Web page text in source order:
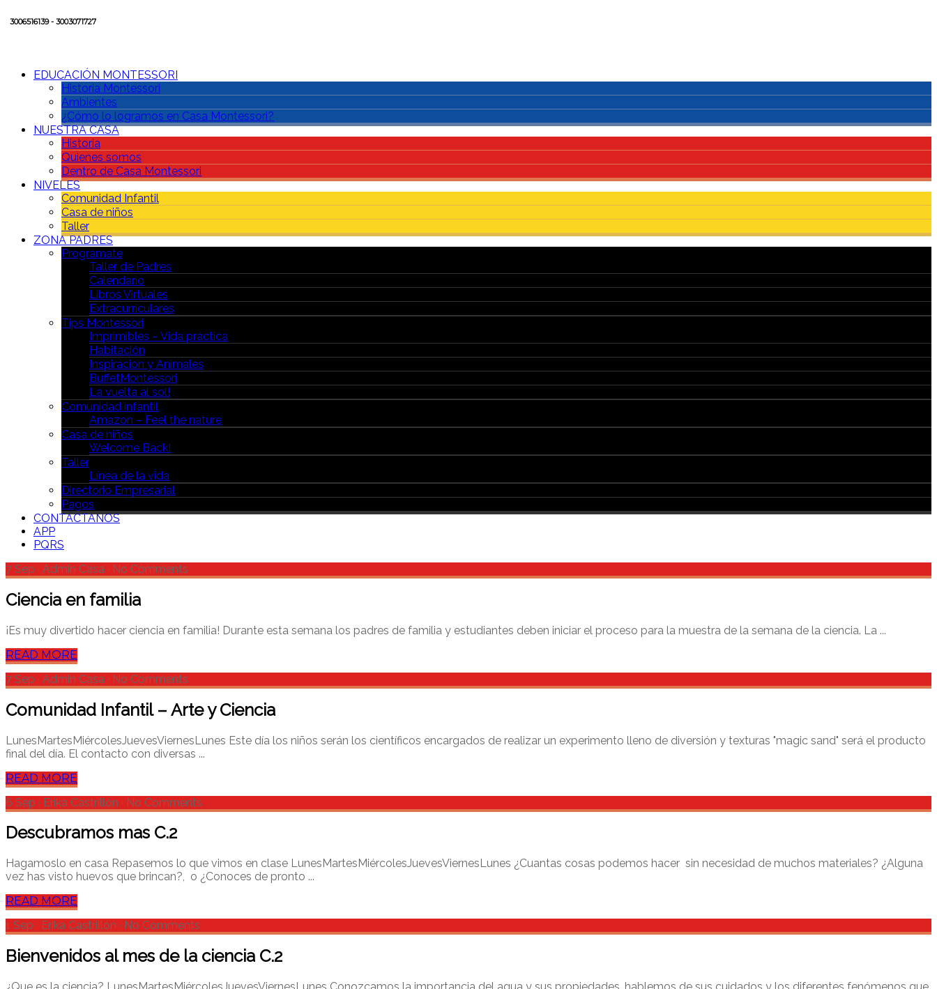
3006516139 - 3003071727
EDUCACIÓN MONTESSORI
Historia Montessori
Ambientes
¿Cómo lo logramos en Casa Montessori?
NUESTRA CASA
Historia
Quienes somos
Dentro de Casa Montessori
NIVELES
Comunidad Infantil
Casa de niños
Taller
ZONA PADRES
Prográmate
Taller de Padres
Calendario
Libros Virtuales
Extracurriculares
Tips Montessori
Imprimibles – Vida práctica
Habitación
Inspiración y Animales
BuffetMontessori
La vuelta al sol!
Comunidad infantil
Amazon – Feel the nature
Casa de niños
Welcome Back!
Taller
Línea de la vida
Directorio Empresarial
Pagos
CONTÁCTANOS
APP
PQRS
7 Sep · Admin Casa · No Comments
Ciencia en familia
¡Es muy divertido hacer ciencia en familia! Durante esta semana los padres de familia y estudiantes deben iniciar el proceso para la muestra de la semana de la ciencia. La ...
READ MORE
7 Sep · Admin Casa · No Comments
Comunidad Infantil – Arte y Ciencia
LunesMartesMiércolesJuevesViernesLunes Este día los niños serán los científicos encargados de realizar un experimento lleno de diversión y texturas "magic sand" será el producto
final del día. El contacto con diversas ...
READ MORE
6 Sep · Erika Castrillón · No Comments
Descubramos mas C.2
Hagamoslo en casa Repasemos lo que vimos en clase LunesMartesMiércolesJuevesViernesLunes ¿Cuantas cosas podemos hacer sin necesidad de muchos materiales? ¿Alguna
vez has visto huevos que brincan?, o ¿Conoces de pronto ...
READ MORE
1 Sep · Erika Castrillón · No Comments
Bienvenidos al mes de la ciencia C.2